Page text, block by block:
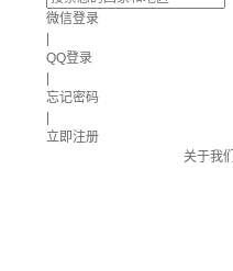
微信登录
QQ登录
忘记密码
立即注册
关于我们